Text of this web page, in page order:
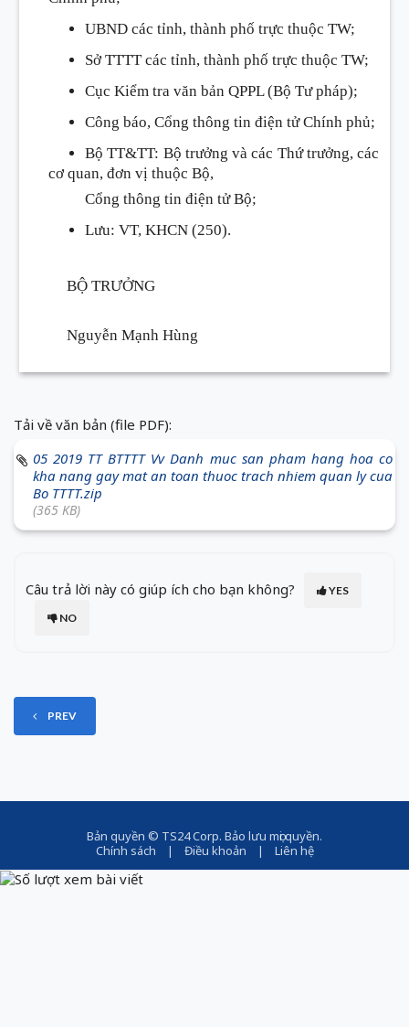
UBND các tỉnh, thành phố trực thuộc TW;
Sở TTTT các tỉnh, thành phố trực thuộc TW;
Cục Kiểm tra văn bản QPPL (Bộ Tư pháp);
Công báo, Cổng thông tin điện tử Chính phủ;
Bộ TT&TT: Bộ trưởng và các Thứ trưởng, các
cơ quan, đơn vị thuộc Bộ,
Cổng thông tin điện tử Bộ;
Lưu: VT, KHCN (250).
BỘ TRƯỞNG
Nguyễn Mạnh Hùng
Tải về văn bản (file PDF):
05 2019 TT BTTTT Vv Danh muc san pham hang hoa co
kha nang gay mat an toan thuoc trach nhiem quan ly cua
Bo TTTT.zip
(365 KB)
Câu trả lời này có giúp ích cho bạn không?
YES
NO
PREV
Bản quyền © TS24 Corp. Bảo lưu mọi quyền.
Chính sách | Điều khoản | Liên hệ